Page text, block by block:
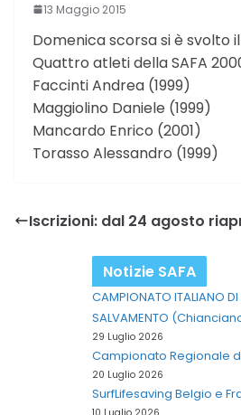
13 Maggio 2015
Domenica scorsa si è svolto
Quattro atleti della SAFA
Faccinti Andrea (1999)
Maggiolino Daniele (1999)
Mancardo Enrico (2001)
Torasso Alessandro (1999)
Iscrizioni: dal 24 agosto
Notizie SAFA
CAMPIONATO ITALIANO
SALVAMENTO
29 Luglio 2026
Campionato Regionale
20 Luglio 2026
SurfLifesaving Belgio e